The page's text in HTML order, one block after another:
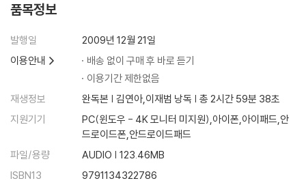
25. 나의 길
27. 포도주
28. 사랑하는 까닭
31. 의심하지 마셔요
32. 첫키스
34. 어디라도
35. 이별은 미의 창조 해설
품목정보
발행일
2009년 12월 21일
이용안내
배송 없이 구매 후 바로 듣기
이용기간 제한없음
재생정보
완독본 | 김연아,이재범 낭독 | 총 2시간 59분 38초
지원기기
PC(윈도우 - 4K 모니터 미지원),아이폰,아이패드,안
드로이드폰,안드로이드패드
파일/용량
AUDIO | 123.46MB
ISBN13
9791134322786